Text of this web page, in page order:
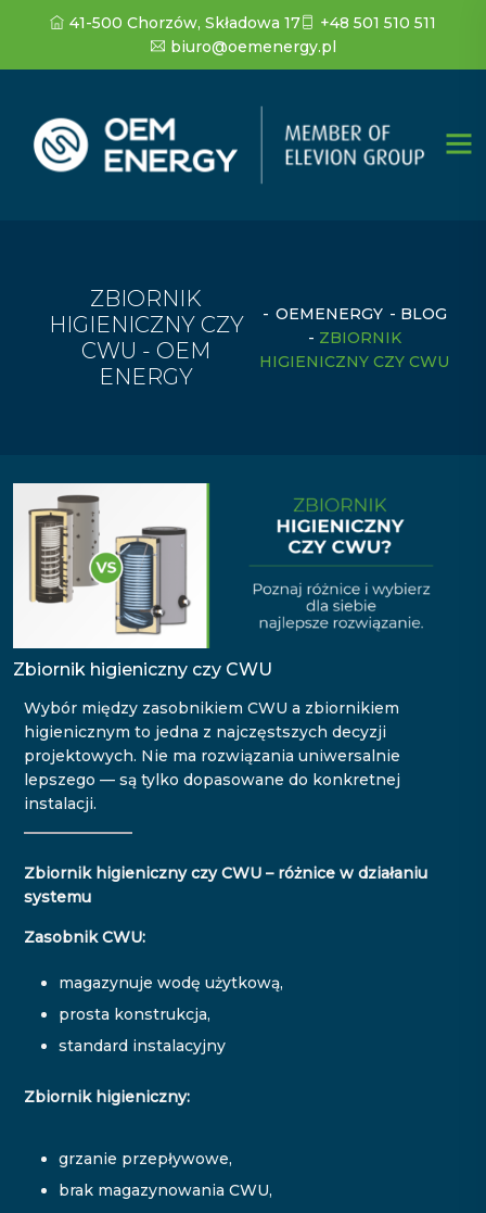
41-500 Chorzów, Składowa 17
+48 501 510 511
biuro@oemenergy.pl
ZBIORNIK
HIGIENICZNY CZY
CWU - OEM
ENERGY
- OEMENERGY - BLOG
- ZBIORNIK
HIGIENICZNY CZY CWU
Zbiornik higieniczny czy CWU
Wybór między zasobnikiem CWU a zbiornikiem
higienicznym to jedna z najczęstszych decyzji
projektowych. Nie ma rozwiązania uniwersalnie
lepszego — są tylko dopasowane do konkretnej
instalacji.
Zbiornik higieniczny czy CWU – różnice w działaniu
systemu
Zasobnik CWU:
magazynuje wodę użytkową,
prosta konstrukcja,
standard instalacyjny
Zbiornik higieniczny:
grzanie przepływowe,
brak magazynowania CWU,